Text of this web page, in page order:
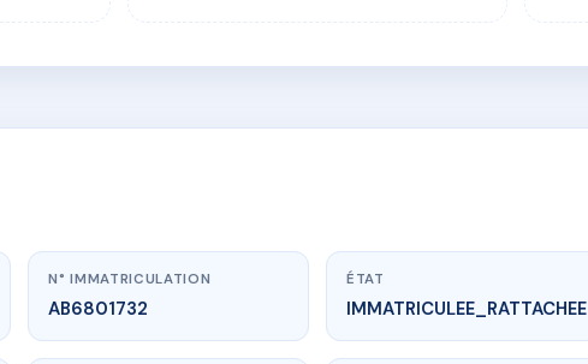
AB6801732 🇫🇷
N° IMMATRICULATION
AB6801732
ÉTAT
IMMATRICULEE_RATTACHEE